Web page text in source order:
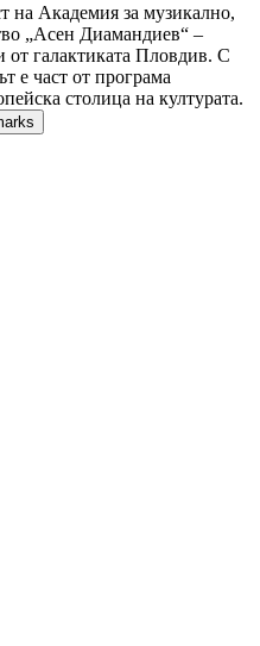
на Академия за музикално,
„Асен Диамандиев“ –
от галактиката Пловдив. С
е част от програма
столица на културата.